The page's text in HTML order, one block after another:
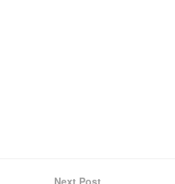
Next Post